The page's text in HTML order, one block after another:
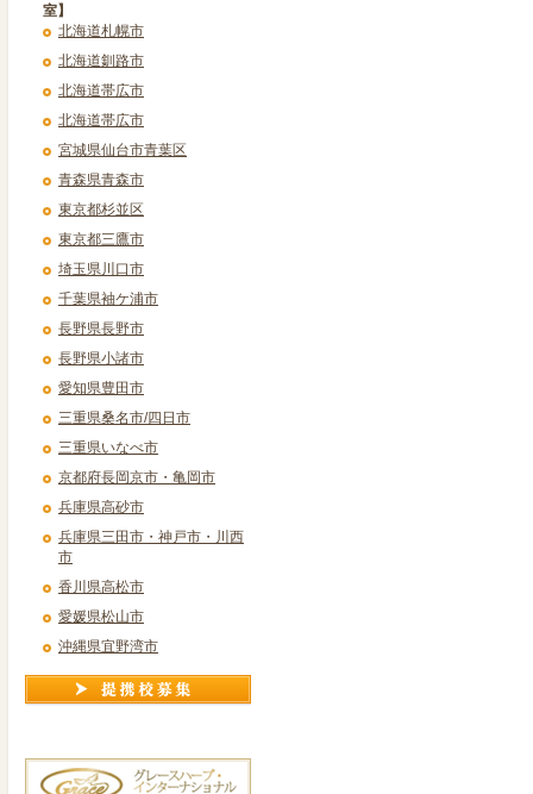
室】
北海道札幌市
北海道釧路市
北海道帯広市
北海道帯広市
宮城県仙台市青葉区
青森県青森市
東京都杉並区
東京都三鷹市
埼玉県川口市
千葉県袖ケ浦市
長野県長野市
長野県小諸市
愛知県豊田市
三重県桑名市/四日市
三重県いなべ市
京都府長岡京市・亀岡市
兵庫県高砂市
兵庫県三田市・神戸市・川西
市
香川県高松市
愛媛県松山市
沖縄県宜野湾市